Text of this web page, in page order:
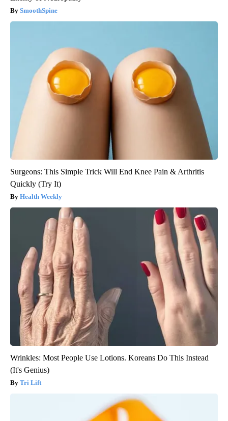
SmoothSpine
Surgeons: This Simple Trick Will End Knee Pain & Arthritis
Quickly (Try It)
Health Weekly
Wrinkles: Most People Use Lotions. Koreans Do This Instead
(It's Genius)
Tri Lift